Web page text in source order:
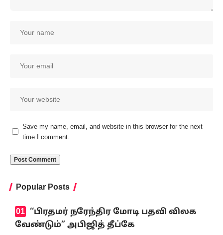
Save my name, email, and website in this browser for the next
time I comment.
Popular Posts
‘‘பிரதமர் நரேந்திர மோடி பதவி விலக
வேண்டும்” அபிஜித் தீப்கே